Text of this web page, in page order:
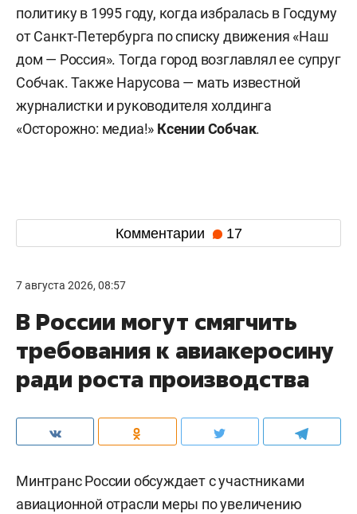
политику в 1995 году, когда избралась в Госдуму
от Санкт-Петербурга по списку движения «Наш
дом — Россия». Тогда город возглавлял ее супруг
Собчак. Также Нарусова — мать известной
журналистки и руководителя холдинга
«Осторожно: медиа!» Ксении Собчак.
Комментарии 17
7 августа 2026, 08:57
В России могут смягчить
требования к авиакеросину
ради роста производства
Минтранс России обсуждает с участниками
авиационной отрасли меры по увеличению